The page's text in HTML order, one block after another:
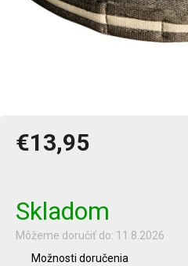
€13,95
Skladom
Môžeme doručiť do: 11.8.2026
Možnosti doručenia